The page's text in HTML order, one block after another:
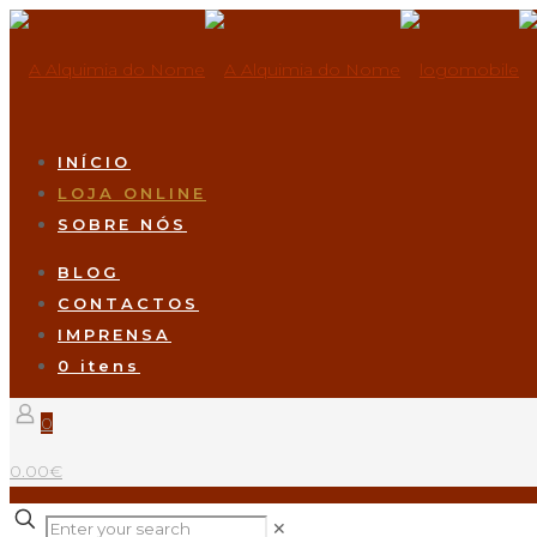
INÍCIO
LOJA ONLINE
SOBRE NÓS
BLOG
CONTACTOS
IMPRENSA
0 itens
0
0.00€
✕